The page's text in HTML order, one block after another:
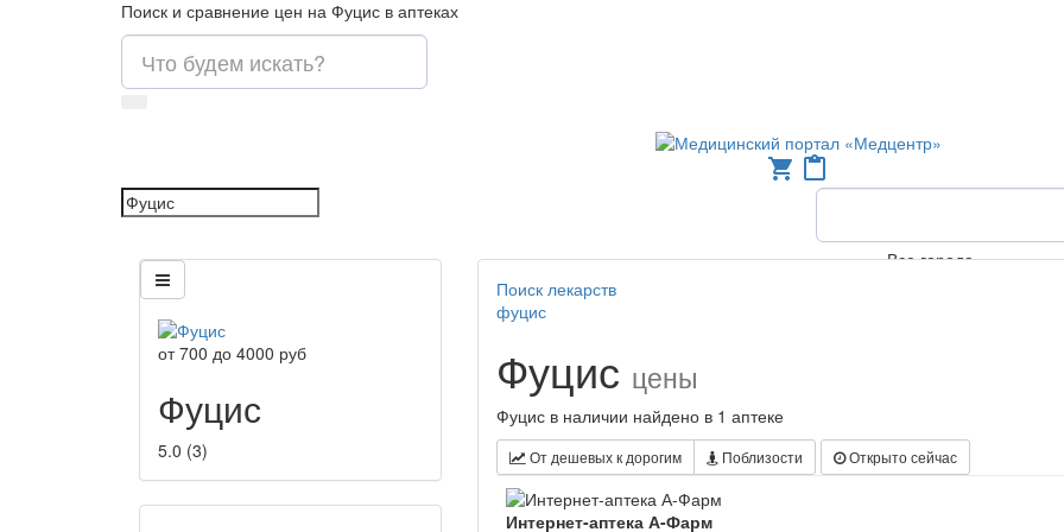
Поиск и сравнение цен на Фуцис в аптеках
shopping_cart content_paste
Все города
от700 до 4000 руб
Фуцис
5.0 (3)
Поиск лекарств
фуцис
Фуцис цены
Фуцис в наличии найдено в 1 аптеке
От дешевых к дорогим Поблизости Открыто сейчас
Интернет-аптека А-Фарм